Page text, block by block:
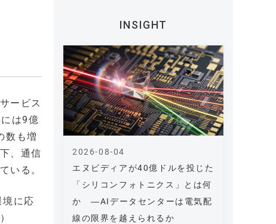
ービス
は9億
数も増
、通信
いる。
に応
INSIGHT
エヌビディアが40億ドルを投じた
「シリコンフォトニクス」とは何
か ―AIデータセンターは電気配
線の限界を越えられるか
2026-08-04